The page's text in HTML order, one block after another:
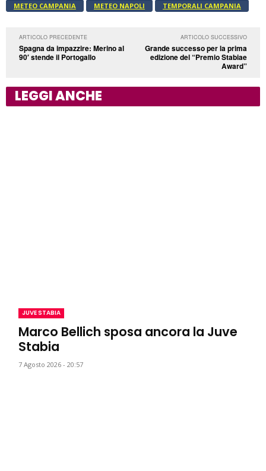
METEO CAMPANIA METEO NAPOLI TEMPORALI CAMPANIA
ARTICOLO PRECEDENTE
Spagna da impazzire: Merino al
90′ stende il Portogallo
ARTICOLO SUCCESSIVO
Grande successo per la prima
edizione del “Premio Stabiae
Award”
LEGGI ANCHE
JUVE STABIA
Marco Bellich sposa ancora la Juve
Stabia
7 Agosto 2026 - 20:57